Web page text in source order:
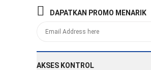
DAPATKAN PROMO MENARIK
AKSES KONTROL